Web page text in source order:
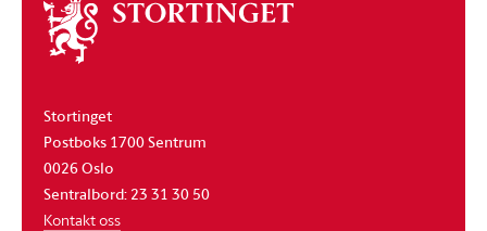
Om
stortinget
Stortinget
Postboks 1700 Sentrum
0026 Oslo
Sentralbord: 23 31 30 50
Kontakt oss